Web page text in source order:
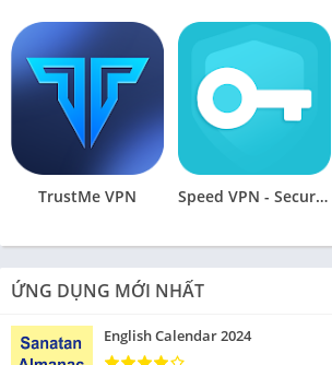
TrustMe VPN Speed VPN - Secure VPN Proxy
ỨNG DỤNG MỚI NHẤT
English Calendar 2024